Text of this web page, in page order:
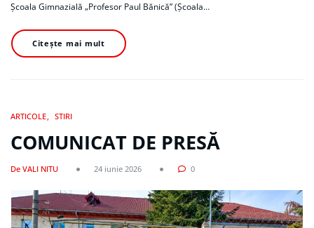
Școala Gimnazială „Profesor Paul Bănică” (Școala…
Citește mai mult
ARTICOLE STIRI
COMUNICAT DE PRESĂ
De VALI NITU 24 iunie 2026 0